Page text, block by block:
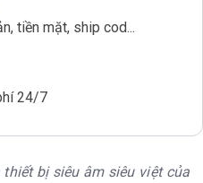
tiền mặt, ship cod...
24/7
bị siêu âm siêu việt của